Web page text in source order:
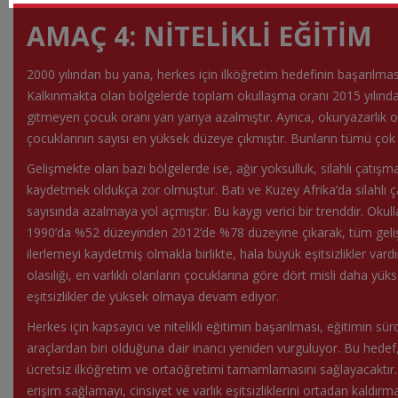
AMAÇ 4: NİTELİKLİ EĞİTİM
2000 yılından bu yana, herkes için ilköğretim hedefinin
Kalkınmakta olan bölgelerde toplam okullaşma oranı 2015
gitmeyen çocuk oranı yarı yarıya azalmıştır. Ayrıca, okuryazarlık
çocuklarının sayısı en yüksek düzeye çıkmıştır. Bunların tümü
Gelişmekte olan bazı bölgelerde ise, ağır yoksulluk, silahlı
kaydetmek oldukça zor olmuştur. Batı ve Kuzey Afrika’da silahlı
sayısında azalmaya yol açmıştır. Bu kaygı verici bir trenddir.
1990’da %52 düzeyinden 2012’de %78 düzeyine çıkarak, tüm
ilerlemeyi kaydetmiş olmakla birlikte, hala büyük eşitsizlikler
olasılığı, en varlıklı olanların çocuklarına göre dört misli daha
eşitsizlikler de yüksek olmaya devam ediyor.
Herkes için kapsayıcı ve nitelikli eğitimin başarılması, eğitimin
araçlardan biri olduğuna dair inancı yeniden vurguluyor. Bu hedef,
ücretsiz ilköğretim ve ortaöğretimi tamamlamasını
erişim sağlamayı, cinsiyet ve varlık eşitsizliklerini ortadan